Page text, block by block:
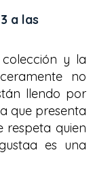
a las
y la
no
llendo por
que presenta
respeta quien
es una